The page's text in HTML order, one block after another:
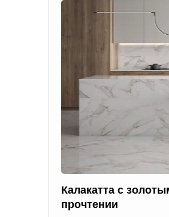
Калакатта с
прочтении